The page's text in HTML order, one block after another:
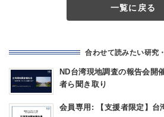
一覧に戻る
合わせて読みたい研究
ND台湾現地調査の報告会
者ら聞き取り
会員専用: 【支援者限定】台